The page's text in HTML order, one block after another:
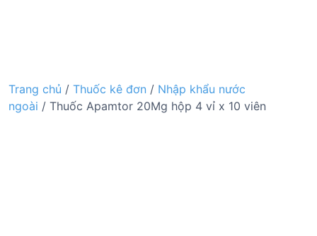
Trang chủ / Thuốc kê đơn / Nhập khẩu nước
ngoài / Thuốc Apamtor 20Mg hộp 4 vỉ x 10 viên